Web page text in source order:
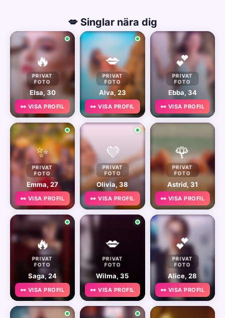
💋 Singlar nära dig
🔥
PRIVAT
FOTO
Elsa, 30
👀 VISA PROFIL
💋
PRIVAT
FOTO
Alva, 23
👀 VISA PROFIL
💕
PRIVAT
FOTO
Ebba, 34
👀 VISA PROFIL
✨
PRIVAT
FOTO
Emma, 27
👀 VISA PROFIL
💜
PRIVAT
FOTO
Olivia, 38
👀 VISA PROFIL
🌹
PRIVAT
FOTO
Astrid, 31
👀 VISA PROFIL
🔥
PRIVAT
FOTO
Saga, 24
👀 VISA PROFIL
💋
PRIVAT
FOTO
Wilma, 35
👀 VISA PROFIL
💕
PRIVAT
FOTO
Alice, 28
👀 VISA PROFIL